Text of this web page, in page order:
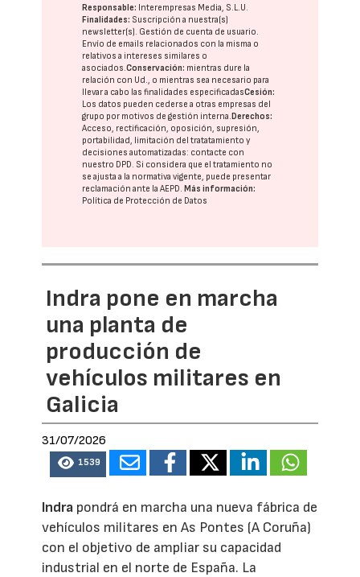
Responsable: Interempresas Media, S.L.U.
Finalidades: Suscripción a nuestra(s)
newsletter(s). Gestión de cuenta de usuario.
Envío de emails relacionados con la misma o
relativos a intereses similares o
asociados.Conservación: mientras dure la
relación con Ud., o mientras sea necesario para
llevar a cabo las finalidades especificadasCesión:
Los datos pueden cederse a otras empresas del
grupo por motivos de gestión interna. Derechos:
Acceso, rectificación, oposición, supresión,
portabilidad, limitación del tratatamiento y
decisiones automatizadas: contacte con
nuestro DPD. Si considera que el tratamiento no
se ajusta a la normativa vigente, puede presentar
reclamación ante laAEPD. Más información:
Política de Protección de Datos
Indra pone en marcha
una planta de
producción de
vehículos militares en
Galicia
31/07/2026
1539
Indra pondrá en marcha una nueva fábrica de
vehículos militares en As Pontes (A Coruña)
con el objetivo de ampliar su capacidad
industrial en el norte de España. La